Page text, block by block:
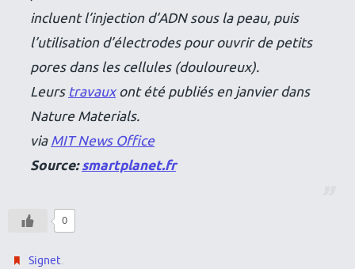
incluent l’injection d’ADN sous la peau, puis
l’utilisation d’électrodes pour ouvrir de petits
pores dans les cellules (douloureux).
Leurs travauxont été publiés en janvier dans
Nature Materials.
viaMIT News Office
Source:smartplanet.fr
0
Signet.